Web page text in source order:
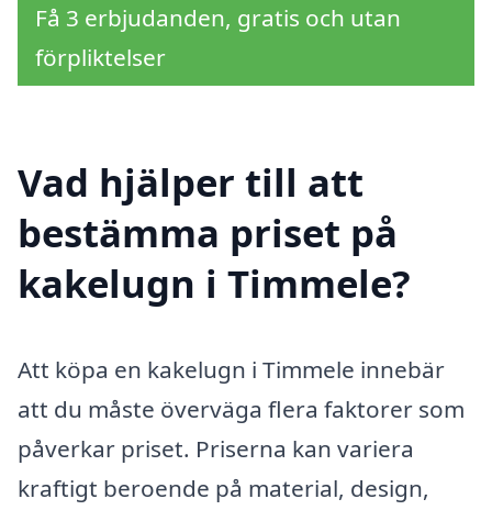
Få 3 erbjudanden, gratis och utan
förpliktelser
Vad hjälper till att
bestämma priset på
kakelugn i Timmele?
Att köpa en kakelugn i Timmele innebär
att du måste överväga flera faktorer som
påverkar priset. Priserna kan variera
kraftigt beroende på material, design,